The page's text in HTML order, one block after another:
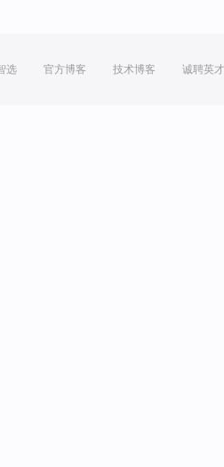
选 官方博客 技术博客 诚聘英才